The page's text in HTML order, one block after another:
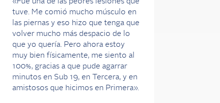
«Fue una de las peores lesiones que
tuve. Me comió mucho músculo en
las piernas y eso hizo que tenga que
volver mucho más despacio de lo
que yo quería. Pero ahora estoy
muy bien físicamente, me siento al
100%, gracias a que pude agarrar
minutos en Sub 19, en Tercera, y en
amistosos que hicimos en Primera».